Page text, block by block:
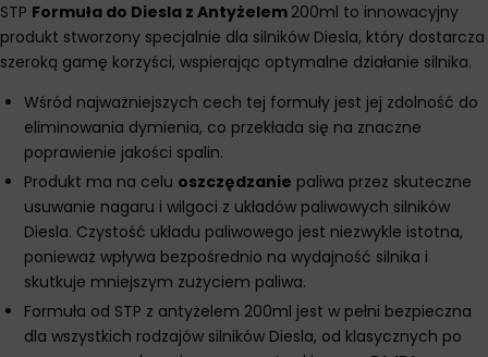
STP Formuła do Diesla z Antyżelem 200ml to innowacyjny
produkt stworzony specjalnie dla silników Diesla, który dostarcza
szeroką gamę korzyści, wspierając optymalne działanie silnika.
Wśród najważniejszych cech tej formuły jest jej zdolność do
eliminowania dymienia, co przekłada się na znaczne
poprawienie jakości spalin.
Produkt ma na celu oszczędzanie paliwa przez skuteczne
usuwanie nagaru i wilgoci z układów paliwowych silników
Diesla. Czystość układu paliwowego jest niezwykle istotna,
ponieważ wpływa bezpośrednio na wydajność silnika i
skutkuje mniejszym zużyciem paliwa.
Formuła od STP z antyżelem 200ml jest w pełni bezpieczna
dla wszystkich rodzajów silników Diesla, od klasycznych po